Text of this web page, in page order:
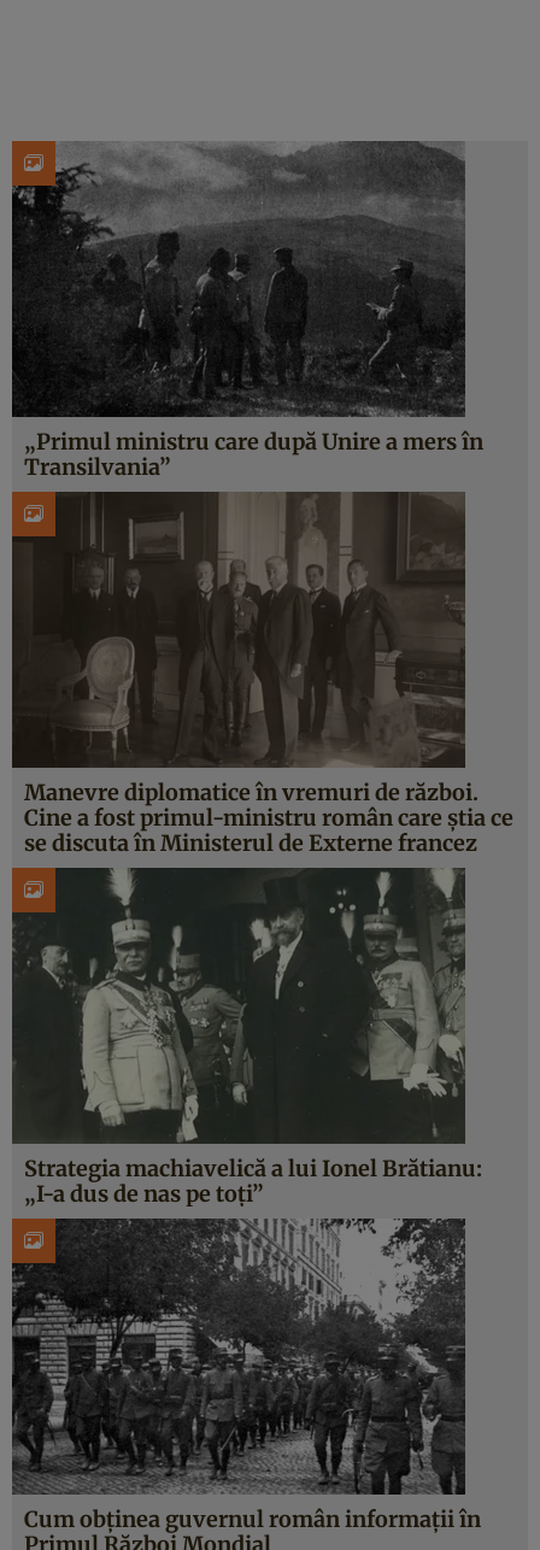
„Primul ministru care după Unire a mers în
Transilvania”
Manevre diplomatice în vremuri de război.
Cine a fost primul-ministru român care știa ce
se discuta în Ministerul de Externe francez
Strategia machiavelică a lui Ionel Brătianu:
„I-a dus de nas pe toți”
Cum obținea guvernul român informații în